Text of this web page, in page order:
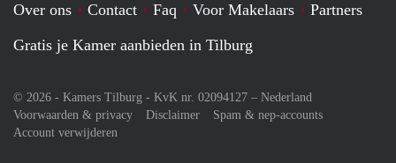
Over ons Contact Faq Voor Makelaars
Partners
Gratis je Kamer aanbieden in Tilburg
© 2026 - Kamers Tilburg - KvK nr. 02094127 – Nederland
Voorwaarden & privacy
Disclaimer
Spam & nep-accounts
Account verwijderen